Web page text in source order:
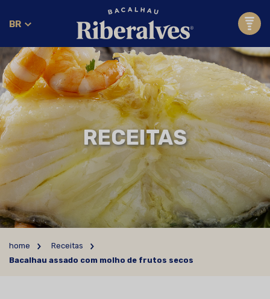
BR
RECEITAS
home
Receitas
Bacalhau assado com molho de frutos secos